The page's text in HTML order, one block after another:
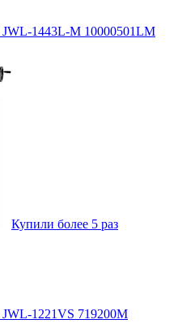
JWL-1443L-M 10000501LM
Купили более 5 раз
1221VS 719200M